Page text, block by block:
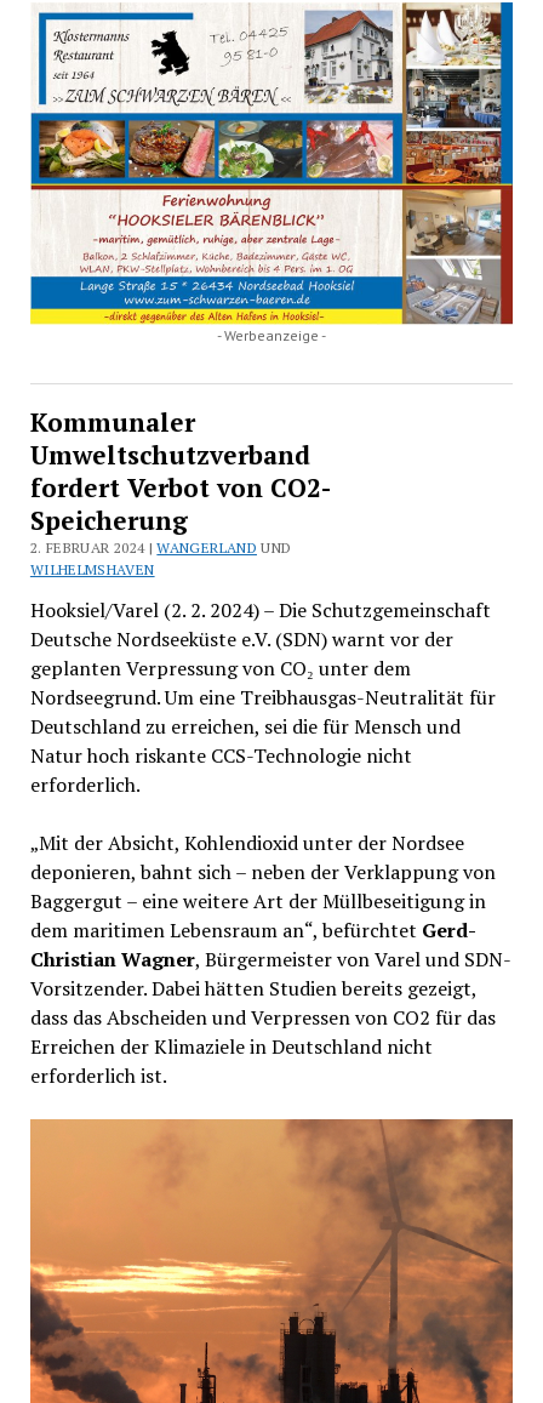
- Werbeanzeige -
Kommunaler
Umweltschutzverband
fordert Verbot von CO2-
Speicherung
2. FEBRUAR 2024 |WANGERLAND UND
WILHELMSHAVEN
Hooksiel/Varel (2. 2. 2024) – Die Schutzgemeinschaft
Deutsche Nordseeküste e.V. (SDN) warnt vor der
geplanten Verpressung von CO₂ unter dem
Nordseegrund. Um eine Treibhausgas-Neutralität für
Deutschland zu erreichen, sei die für Mensch und
Natur hoch riskante CCS-Technologie nicht
erforderlich.
„Mit der Absicht, Kohlendioxid unter der Nordsee
deponieren, bahnt sich – neben der Verklappung von
Baggergut – eine weitere Art der Müllbeseitigung in
dem maritimen Lebensraum an“, befürchtet Gerd-
Christian Wagner, Bürgermeister von Varel und SDN-
Vorsitzender. Dabei hätten Studien bereits gezeigt,
dass das Abscheiden und Verpressen von CO2 für das
Erreichen der Klimaziele in Deutschland nicht
erforderlich ist.